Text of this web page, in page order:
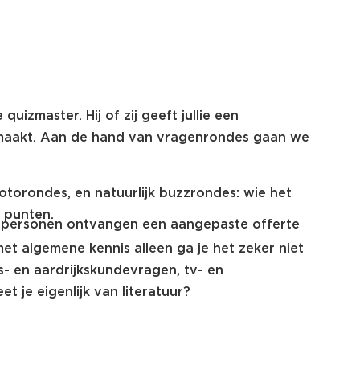
Hij of zij geeft jullie een
Aan de hand van vragenrondes gaan we
en natuurlijk buzzrondes: wie het
algemene kennis alleen ga je het zeker niet
en aardrijkskundevragen, tv- en
je eigenlijk van literatuur?
finale. De pittigste vragen gaan nu over
ontvangen een aangepaste offerte